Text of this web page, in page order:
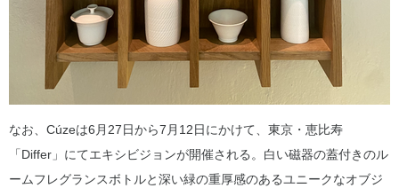
なお、Cúzeは6月27日から7月12日にかけて、東京・恵比寿
「Differ」にてエキシビジョンが開催される。白い磁器の蓋付きのル
ームフレグランスボトルと深い緑の重厚感のあるユニークなオブジ